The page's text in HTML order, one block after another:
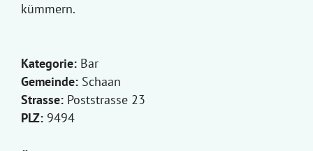
kümmern.
Kategorie: Bar
Gemeinde: Schaan
Strasse: Poststrasse 23
PLZ: 9494